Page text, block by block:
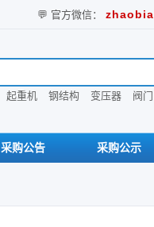
💬 官方微信：
起重机 钢结构 变压器 阀门
采购公告 采购公示